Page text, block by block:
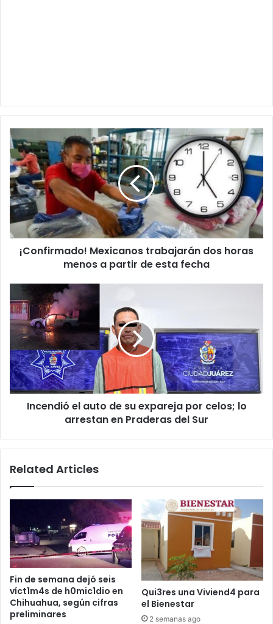
¡Confirmado!
Mexicanos
trabajarán
dos
horas
menos
partir
de
esta¡Confirmado! Mexicanos trabajarán dos horas
menos a partir de esta fecha
Incendió
el
auto
de
expareja
por
celos;
lo
arrestan
del
Incendió el auto de su expareja por celos; lo
arrestan en Praderas del Sur
Related Articles
Fin de semana dejó seis
víct1m4s de h0mic1dio en
Chihuahua, según cifras
preliminares
Qui3res una Viviend4 para
el Bienestar
2 semanas ago